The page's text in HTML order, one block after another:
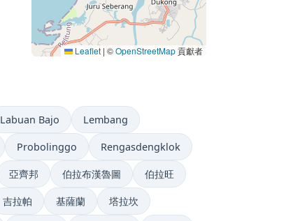
Leaflet | ©OpenStreetMap貢獻者
Labuan Bajo Lembang
Probolinggo Rengasdengklok
亞齊邦 伯拉布漢魯圖 伯拉旺
吉拉帕 基薩蘭 塔拉坎